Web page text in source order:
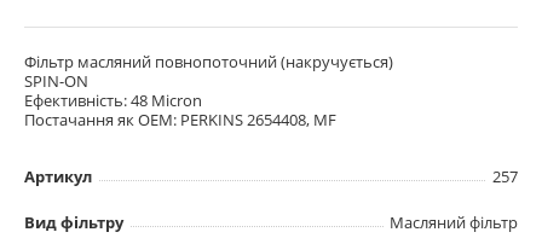
Фільтр масляний повнопоточний (накручується)
SPIN-ON
Ефективність: 48 Micron
Постачання як OEM: PERKINS 2654408, MF
Артикул 257
Вид фільтру Масляний фільтр